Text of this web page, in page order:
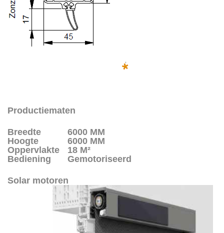
Productiematen
Breedte
6000 MM
Hoogte
6000 MM
Oppervlakte
18 M²
Bediening
Gemotoriseerd
Solar motoren